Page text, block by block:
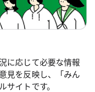
に応じて必要な情報
見を反映し、「みん
イトです。